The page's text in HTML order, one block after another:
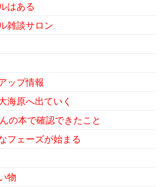
はある
雑談サロン
ップ情報
海原へ出ていく
の本で確認できたこと
フェーズが始まる
物